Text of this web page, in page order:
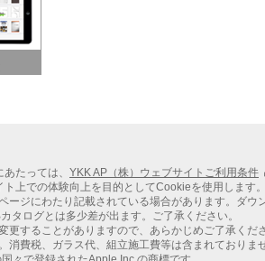
たっては、 YKK AP（株）ウェブサイトご利用条件
ト上での体験向上を目的としてCookieを使用します。
ージにわたり記載されている場合があります。ダ
タログとは多少差が出ます。ご了承ください。
更することがありますので、あらかじめご了承くださ
消費税、ガラス代、組立施工費等は含まれておりませ